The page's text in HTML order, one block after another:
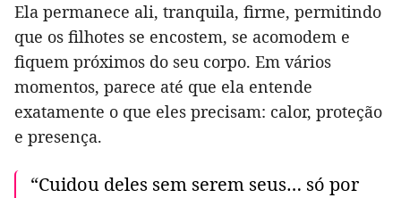
Ela permanece ali, tranquila, firme, permitindo
que os filhotes se encostem, se acomodem e
fiquem próximos do seu corpo. Em vários
momentos, parece até que ela entende
exatamente o que eles precisam: calor, proteção
e presença.
“Cuidou deles sem serem seus… só por